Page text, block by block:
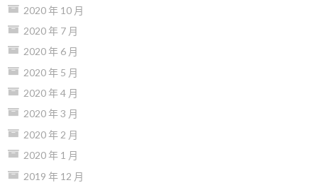
2020 年 10 月
2020 年 7 月
2020 年 6 月
2020 年 5 月
2020 年 4 月
2020 年 3 月
2020 年 2 月
2020 年 1 月
2019 年 12 月